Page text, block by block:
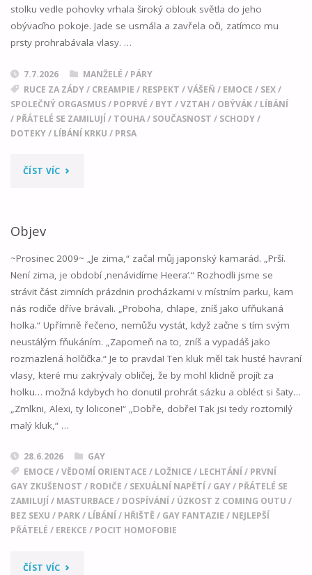
stolku vedle pohovky vrhala široký oblouk světla do jeho
obývacího pokoje. Jade se usmála a zavřela oči, zatímco mu
prsty prohrabávala vlasy. …
7.7.2026
MANŽELÉ / PÁRY
RUCE ZA ZÁDY/ CREAMPIE / RESPEKT /VÁŠEŇ / EMOCE / SEX/
SPOLEČNÝ ORGASMUS/ POPRVÉ / BYT /VZTAH / OBÝVÁK/ LÍBÁNÍ
/ PŘÁTELÉ SE ZAMILUJÍ / TOUHA/ SOUČASNOST / SCHODY/
DOTEKY/ LÍBÁNÍ KRKU / PRSA
ČÍST VÍC"JEN
Objev
~Prosinec 2009~ „Je zima,“ začal můj japonský kamarád. „Prší.
Není zima, je období ‚nenávidíme Heera‘.“ Rozhodli jsme se
strávit část zimních prázdnin procházkami v místním parku, kam
nás rodiče dříve brávali. „Proboha, chlape, zníš jako ufňukaná
holka.“ Upřímně řečeno, nemůžu vystát, když začne s tím svým
neustálým fňukáním. „Zapomeň na to, zníš a vypadáš jako
rozmazlená holčička.“ Je to pravda! Ten kluk měl tak husté havraní
vlasy, které mu zakrývaly obličej, že by mohl klidně projít za
holku… možná kdybych ho donutil prohrát sázku a obléct si šaty…
„Zmlkni, Alexi, ty lolicone!“ „Dobře, dobře! Tak jsi tedy roztomilý
malý kluk,“ …
28.6.2026
GAY
EMOCE /VĚDOMÍ ORIENTACE / LOŽNICE / LECHTÁNÍ / PRVNÍ
GAY ZKUŠENOST / RODIČE / SEXUÁLNÍ NAPĚTÍ / GAY/ PŘÁTELÉ SE
ZAMILUJÍ / MASTURBACE / DOSPÍVÁNÍ / ÚZKOST Z COMING OUTU /
BEZ SEXU / PARK/ LÍBÁNÍ / HŘIŠTĚ / GAY FANTAZIE / NEJLEPŠÍ
PŘÁTELÉ / EREKCE / POCIT HOMOFOBIE
ČÍST VÍC"OBJEV"